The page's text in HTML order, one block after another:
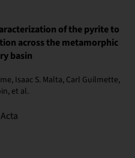
of the pyrite to
across the metamorphic
basin
Isaac S. Malta, Carl Guilmette,
et al.